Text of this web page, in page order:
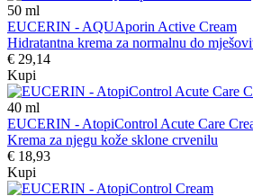
50 ml
EUCERIN - AQUAporin Active Cream
Hidratantna krema za normalnu do
€ 29,14
Kupi
40 ml
EUCERIN - AtopiControl Acute Care
Krema za njegu kože sklone crvenilu
€ 18,93
Kupi